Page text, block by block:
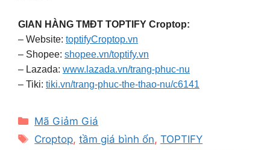
GIAN HÀNG TMĐT TOPTIFY Croptop:
– Website: toptifyCroptop.vn
– Shopee: shopee.vn/toptify.vn
– Lazada: www.lazada.vn/trang-phuc-nu
– Tiki: tiki.vn/trang-phuc-the-thao-nu/c6141
Categories
Mã Giảm Giá
Tags
Croptop,tầm giá bình ổn,TOPTIFY